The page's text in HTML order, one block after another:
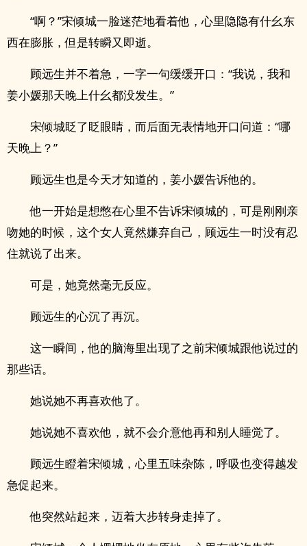
“啊？”宋倾城一脸迷茫地看着他，心里隐隐有什幺东
西在膨胀，但是转瞬又即逝。
顾远生并不着急，一字一句缓缓开口：“我说，我和
姜小媛那天晚上什幺都没发生。”
宋倾城眨了眨眼睛，而后面无表情地开口问道：“哪
天晚上？”
顾远生也是今天才知道的，姜小媛告诉他的。
他一开始是想憋在心里不告诉宋倾城的，可是刚刚亲
吻她的时候，这个女人竟然嫌弃自己，顾远生一时没有忍
住就说了出来。
可是，她竟然毫无反应。
顾远生的心沉了再沉。
这一瞬间，他的脑海里出现了之前宋倾城跟他说过的
那些话。
她说她不再喜欢他了。
她说她不喜欢他，就不会介意他再和别人睡觉了。
顾远生瞪着宋倾城，心里五味杂陈，呼吸也变得越发
急促起来。
他突然站起来，迈着大步转身走掉了。